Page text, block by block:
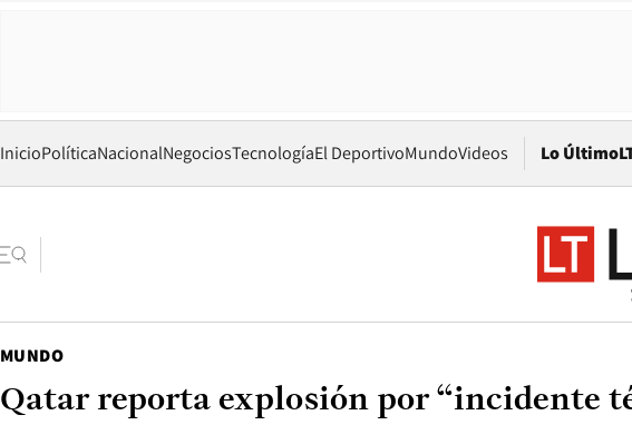
InicioPolíticaNacionalNegociosTecnologíaEl DeportivoMundoVideos Lo Último
MUNDO
Qatar reporta explosión por “incidente